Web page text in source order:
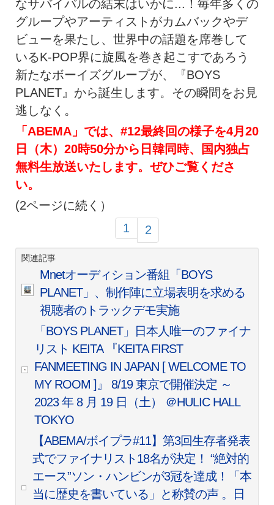
なサバイバルの結末はいかに...！毎年多くの
グループやアーティストがカムバックやデ
ビューを果たし、世界中の話題を席巻して
いるK-POP界に旋風を巻き起こすであろう
新たなボーイズグループが、『BOYS
PLANET』から誕生します。その瞬間をお見
逃しなく。
「ABEMA」では、#12最終回の様子を4月20
日（木）20時50分から日韓同時、国内独占
無料生放送いたします。ぜひご覧くださ
い。
(2ページに続く）
1
2
関連記事
Mnetオーディション番組「BOYS
PLANET」、制作陣に立場表明を求める
視聴者のトラックデモ実施
「BOYS PLANET」日本人唯一のファイナ
リスト KEITA 『KEITA FIRST
FANMEETING IN JAPAN [ WELCOME TO
MY ROOM ]』 8/19 東京で開催決定 ～
2023 年 8 月 19 日（土） ＠HULIC HALL
TOKYO
【ABEMA/ボイプラ#11】第3回生存者発表
式でファイナリスト18名が決定！ “絶対的
エース”ソン・ハンビンが3冠を達成！「本
当に歴史を書いている」と称賛の声 。日